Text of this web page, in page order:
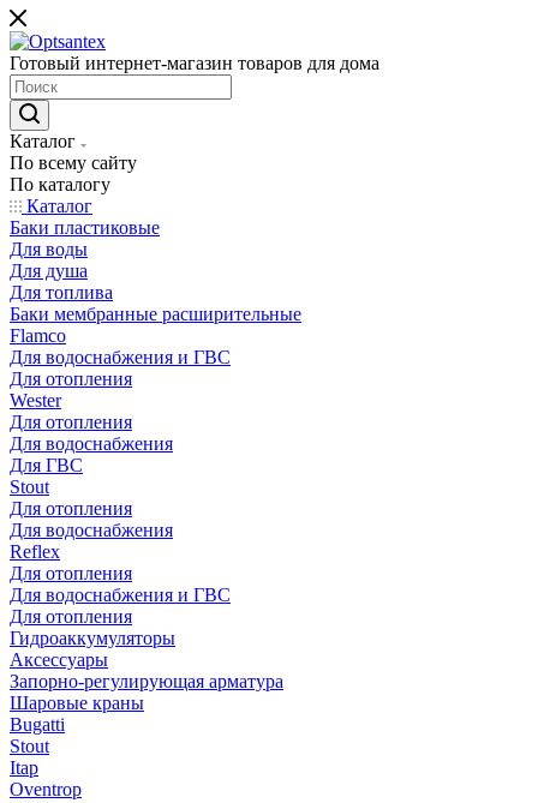
Готовый интернет-магазин товаров для дома
Каталог
По всему сайту
По каталогу
Каталог
Баки пластиковые
Для воды
Для душа
Для топлива
Баки мембранные расширительные
Flamco
Для водоснабжения и ГВС
Для отопления
Wester
Для отопления
Для водоснабжения
Для ГВС
Stout
Для отопления
Для водоснабжения
Reflex
Для отопления
Для водоснабжения и ГВС
Для отопления
Гидроаккумуляторы
Аксессуары
Запорно-регулирующая арматура
Шаровые краны
Bugatti
Stout
Itap
Oventrop